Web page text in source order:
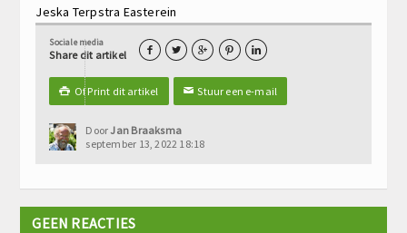
Jeska Terpstra Easterein
Sociale media
Share dit artikel     
 Of Print dit artikel ✉Stuur een e-mail
DoorJan Braaksma
september 13, 2022 18:18
GEEN REACTIES